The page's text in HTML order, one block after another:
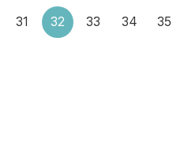
31 32 33 34 35